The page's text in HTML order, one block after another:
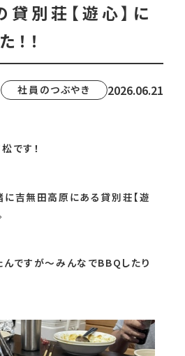
別荘【遊心】に
！
社員のつぶやき 2026.06.21
です！
に吉無田高原にある貸別荘【遊
んですが～みんなでBBQしたり